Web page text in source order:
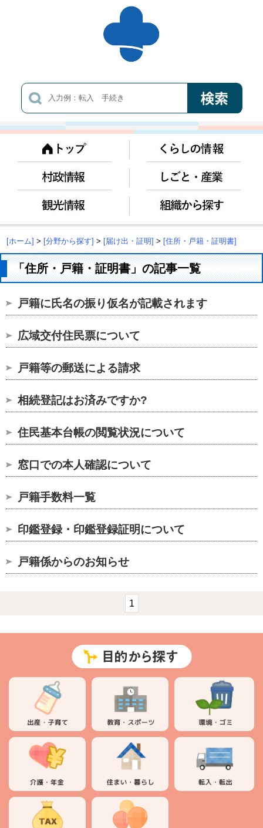
[ホーム] > [分野から探す] > [届け出・証明] > [住所・戸籍・証明書]
「住所・戸籍・証明書」の記事一覧
戸籍に氏名の振り仮名が記載されます
広域交付住民票について
戸籍等の郵送による請求
相続登記はお済みですか?
住民基本台帳の閲覧状況について
窓口での本人確認について
戸籍手数料一覧
印鑑登録・印鑑登録証明について
戸籍係からのお知らせ
1